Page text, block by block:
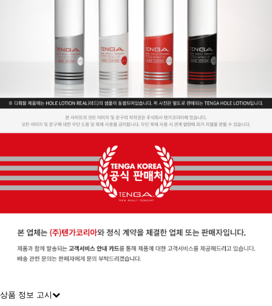
상품 정보 고시